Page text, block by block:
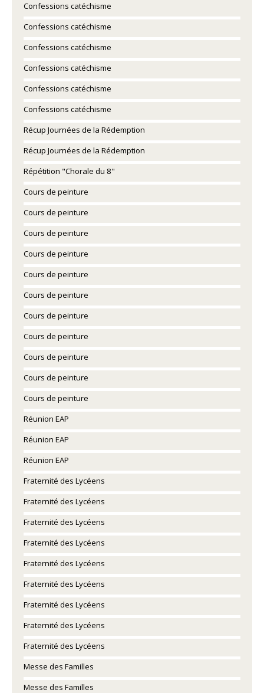
Confessions catéchisme
Confessions catéchisme
Confessions catéchisme
Confessions catéchisme
Confessions catéchisme
Confessions catéchisme
Récup Journées de la Rédemption
Récup Journées de la Rédemption
Répétition "Chorale du 8"
Cours de peinture
Cours de peinture
Cours de peinture
Cours de peinture
Cours de peinture
Cours de peinture
Cours de peinture
Cours de peinture
Cours de peinture
Cours de peinture
Cours de peinture
Réunion EAP
Réunion EAP
Réunion EAP
Fraternité des Lycéens
Fraternité des Lycéens
Fraternité des Lycéens
Fraternité des Lycéens
Fraternité des Lycéens
Fraternité des Lycéens
Fraternité des Lycéens
Fraternité des Lycéens
Fraternité des Lycéens
Messe des Familles
Messe des Familles